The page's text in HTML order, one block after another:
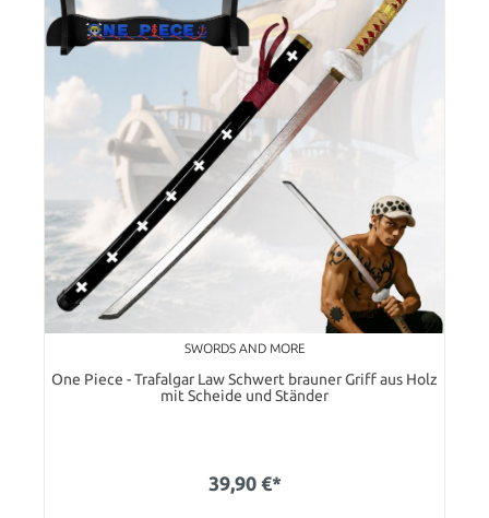
SWORDS AND MORE
One Piece - Trafalgar Law Schwert brauner Griff aus Holz
mit Scheide und Ständer
39,90 €*